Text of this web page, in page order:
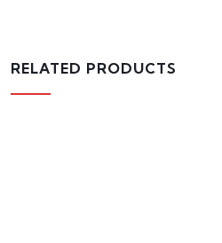
RELATED PRODUCTS